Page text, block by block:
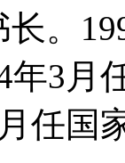
。
年3月
任国